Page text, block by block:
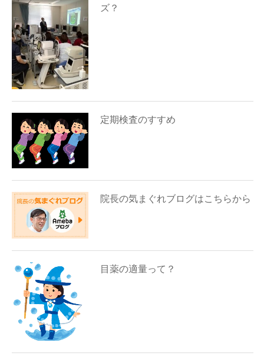
ズ？
定期検査のすすめ
院長の気まぐれブログはこちらから
目薬の適量って？